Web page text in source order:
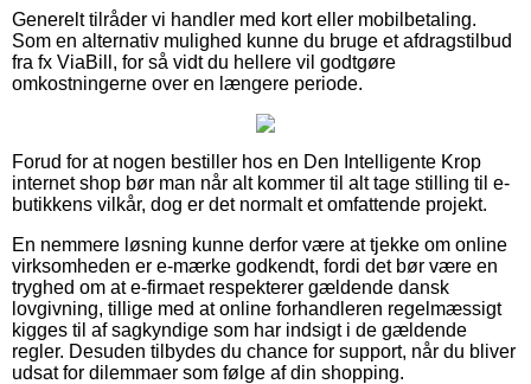
Generelt tilråder vi handler med kort eller mobilbetaling.
Som en alternativ mulighed kunne du bruge et afdragstilbud
fra fx ViaBill, for så vidt du hellere vil godtgøre
omkostningerne over en længere periode.
Forud for at nogen bestiller hos en Den Intelligente Krop
internet shop bør man når alt kommer til alt tage stilling til e-
butikkens vilkår, dog er det normalt et omfattende projekt.
En nemmere løsning kunne derfor være at tjekke om online
virksomheden er e-mærke godkendt, fordi det bør være en
tryghed om at e-firmaet respekterer gældende dansk
lovgivning, tillige med at online forhandleren regelmæssigt
kigges til af sagkyndige som har indsigt i de gældende
regler. Desuden tilbydes du chance for support, når du bliver
udsat for dilemmaer som følge af din shopping.